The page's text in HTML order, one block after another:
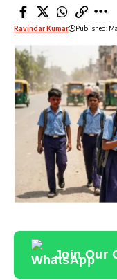
Ravindar Kumar Published:
Join Our